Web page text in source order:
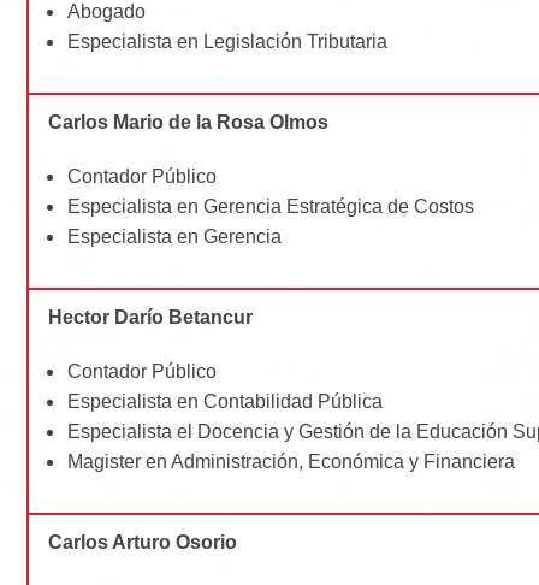
Abogado
Especialista en Legislación Tributaria
Carlos Mario de la Rosa Olmos
Contador Público
Especialista en Gerencia Estratégica de Costos
Especialista en Gerencia
Hector Darío Betancur
Contador Público
Especialista en Contabilidad Pública
Especialista el Docencia y Gestión de la Educación
Magister en Administración, Económica y Financiera
Carlos Arturo Osorio